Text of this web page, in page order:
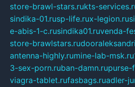
store-brawl-stars.rukts-
sindika-01.rusp-life.rux-legion.ru
e-abis-1-c.rusindika01.ruvenda-
store-brawlstars.ru
antenna-highly.rumine-lab-msk.ru
3-sex-porn.ruban-damn.rupurse-
viagra-tablet.rufasbags.ruadler-